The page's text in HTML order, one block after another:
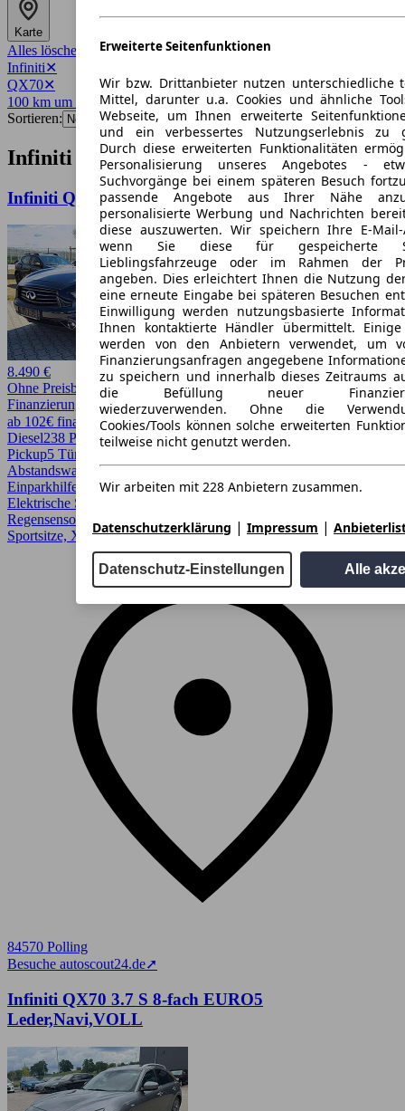
Erweiterte Seitenfunktionen
Wir bzw. Drittanbieter nutzen unterschiedliche
Mittel, darunter u.a. Cookies und ähnliche
Webseite, um Ihnen erweiterte
und ein verbessertes Nutzungserlebnis zu
Durch diese erweiterten Funktionalitäten
Personalisierung unseres Angebotes -
Suchvorgänge bei einem späteren Besuch
passende Angebote aus Ihrer Nähe
personalisierte Werbung und Nachrichten
diese auszuwerten. Wir speichern Ihre E-Mail-
wenn Sie diese für gespeicherte
Lieblingsfahrzeuge oder im Rahmen der
angeben. Dies erleichtert Ihnen die Nutzung
eine erneute Eingabe bei späteren Besuchen
Einwilligung werden nutzungsbasierte
Ihnen kontaktierte Händler übermittelt. Einige
werden von den Anbietern verwendet, um
Finanzierungsanfragen angegebene
zu speichern und innerhalb dieses Zeitraums
die Befüllung neuer
wiederzuverwenden. Ohne die
Cookies/Tools können solche erweiterten
teilweise nicht genutzt werden.
Wir arbeiten mit 228 Anbietern zusammen.
Datenschutzerklärung | Impressum |
Datenschutz-Einstellungen Alle
Karte
Alles löschen
Infiniti✕
QX70✕
100 km um 80335✕
Sortieren:
Infiniti QX70 Angebote in München
Infiniti QX70 QX70 3.0d AWD Aut. S Premium
8.490 €
Ohne Preisbewertung
Finanzierung möglich
ab 102€ finanzieren ↗
Diesel238 PS (175 kW)149.000 kmEZ 06/2015Automatik
Pickup5 Türen
Abstandswarner, Allrad, Bi-Xenon Scheinwerfer, Einparkhilfe,
Einparkhilfe Sensoren hinten, Einparkhilfe Sensoren vorne,
Elektrische Sitze, Kurvenlicht, Lederausstattung, Lichtsensor,
Regensensor, Scheckheftgepflegt, Schiebedach, Sitzheizung,
Sportsitze, Xenonscheinwerfer
84570 Polling
Besuche autoscout24.de➚
Infiniti QX70 3.7 S 8-fach EURO5
Leder,Navi,VOLL